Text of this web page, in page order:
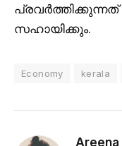
പ്രവർത്തിക്കുന്നത്
സഹായിക്കും.
Economy kerala
Areena